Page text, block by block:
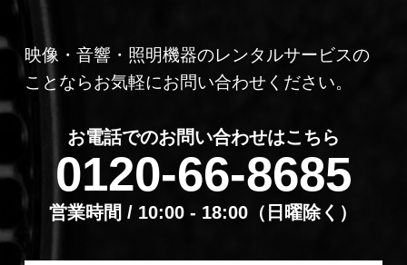
映像・音響・照明機器のレンタルサービスの
ことならお気軽にお問い合わせください。
お電話でのお問い合わせはこちら
0120-66-8685
営業時間 / 10:00 - 18:00（⽇曜除く）